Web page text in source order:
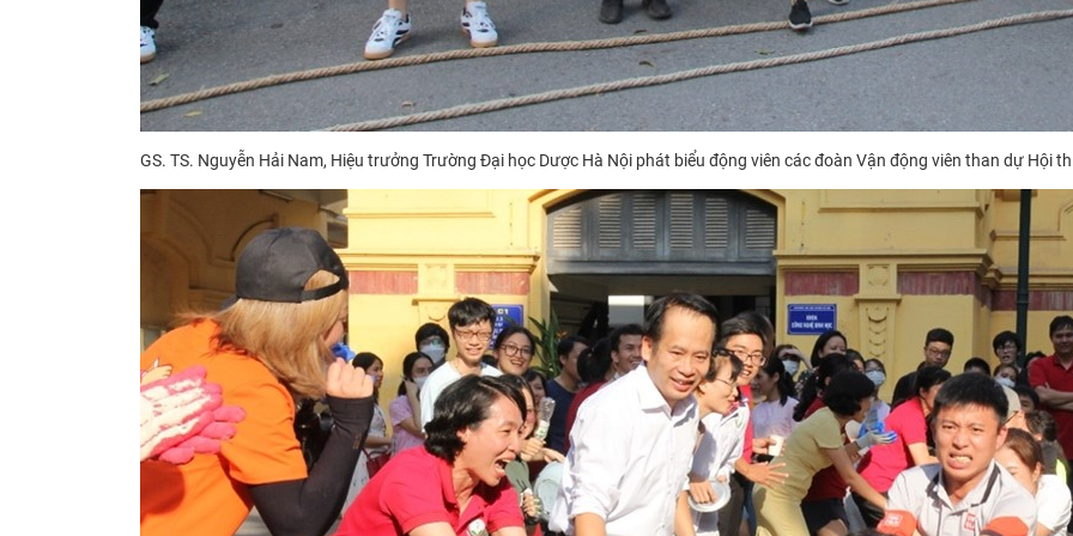
GS. TS. Nguyễn Hải Nam, Hiệu trưởng Trường Đại học Dược Hà Nội phát biểu động viên các đoàn Vận động viên than dự Hội